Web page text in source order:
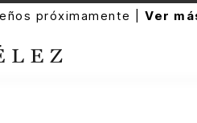
próximamente |Ver